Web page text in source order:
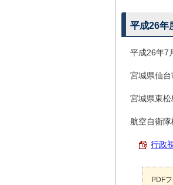
平成26年
平成26年7
宮城県仙台
宮城県東松
航空自衛隊
行政
PDF